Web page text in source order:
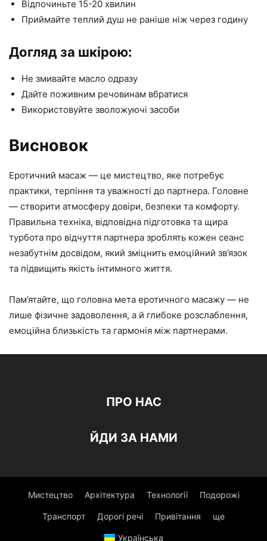
Відпочиньте 15-20 хвилин
Приймайте теплий душ не раніше ніж через годину
Догляд за шкірою:
Не змивайте масло одразу
Дайте поживним речовинам вбратися
Використовуйте зволожуючі засоби
Висновок
Еротичний масаж — це мистецтво, яке потребує
практики, терпіння та уважності до партнера. Головне
— створити атмосферу довіри, безпеки та комфорту.
Правильна техніка, відповідна підготовка та щира
турбота про відчуття партнера зроблять кожен сеанс
незабутнім досвідом, який зміцнить емоційний зв’язок
та підвищить якість інтимного життя.
Пам’ятайте, що головна мета еротичного масажу — не
лише фізичне задоволення, а й глибоке розслаблення,
емоційна близькість та гармонія між партнерами.
ПРО НАС
ЙДИ ЗА НАМИ
Мистецтво Архітектура Технології Подорожі
Транспорт Дорогі речі Привітання ще
Українська